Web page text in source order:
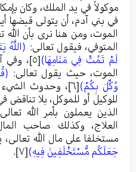
موكولاً في يد الملك، وكان
في بني آدم، أن يتولى قبضها
الموت، ومن هنا نرى بأن
المتوفي، فيقول تعالى: (اللَّهُ
لَمْ تَمُتْ فِي مَنَامِهَا)[٥]
، وفي
الموت، حيث يقول تعالى:
وُكِّلَ بِكُمْ)[٦]
، وحدوث الشيء
للوكيل أو للموكل، بلا
الذين يعملون بأمر الله
العلاج، وكذلك صاحب
مستخلفا على مال الله تعالى،
جَعَلَكُم مُّسْتَخْلَفِينَ فِيهِ)[٧] .